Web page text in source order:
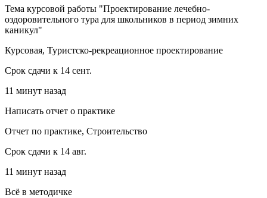
Тема курсовой работы "Проектирование лечебно-
оздоровительного тура для школьников в период зимних
каникул"
Курсовая, Туристско-рекреационное проектирование
Срок сдачи к 14 сент.
11 минут назад
Написать отчет о практике
Отчет по практике, Строительство
Срок сдачи к 14 авг.
11 минут назад
Всё в методичке